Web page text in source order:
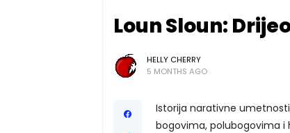
Loun Sloun:
HELLY CHERRY
5 MONTHS AGO
Istorija narativne
bogovima, polubogovima i